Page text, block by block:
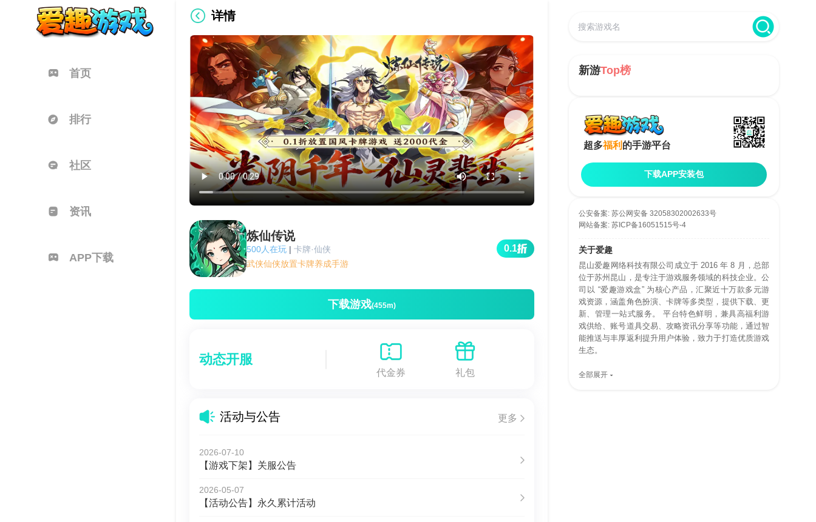
首页
排行
社区
资讯
APP下载
详情
炼仙传说
500人在玩 | 卡牌·仙侠
武侠仙侠放置卡牌养成手游
0.1
下载游戏(455m)
动态开服
代金券 礼包
活动与公告 更多
2026-07-10
【游戏下架】关服公告
2026-05-07
【活动公告】永久累计活动
新游Top榜
超多福利 的手游平台
下载APP安装包
公安备案: 苏公网安备 32058302002633号
网站备案: 苏ICP备16051515号-4
关于爱趣
昆山爱趣网络科技有限公司成立于 2016 年 8 月，总部
位于苏州昆山，是专注于游戏服务领域的科技企业。公
司以 “爱趣游戏盒” 为核心产品，汇聚近十万款多元游
戏资源，涵盖角色扮演、卡牌等多类型，提供下载、更
新、管理一站式服务。 平台特色鲜明，兼具高福利游
戏供给、账号道具交易、攻略资讯分享等功能，通过智
能推送与丰厚返利提升用户体验，致力于打造优质游戏
生态。
全部展开